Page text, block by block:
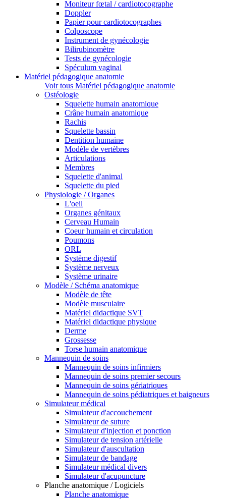
Moniteur fœtal / cardiotocographe
Doppler
Papier pour cardiotocographes
Colposcope
Instrument de gynécologie
Bilirubinomètre
Tests de gynécologie
Spéculum vaginal
Matériel pédagogique anatomie
Voir tous Matériel pédagogique anatomie
Ostéologie
Squelette humain anatomique
Crâne humain anatomique
Rachis
Squelette bassin
Dentition humaine
Modèle de vertèbres
Articulations
Membres
Squelette d'animal
Squelette du pied
Physiologie / Organes
L'oeil
Organes génitaux
Cerveau Humain
Coeur humain et circulation
Poumons
ORL
Système digestif
Système nerveux
Système urinaire
Modèle / Schéma anatomique
Modèle de tête
Modèle musculaire
Matériel didactique SVT
Matériel didactique physique
Derme
Grossesse
Torse humain anatomique
Mannequin de soins
Mannequin de soins infirmiers
Mannequin de soins premier secours
Mannequin de soins gériatriques
Mannequin de soins pédiatriques et baigneurs
Simulateur médical
Simulateur d'accouchement
Simulateur de suture
Simulateur d'injection et ponction
Simulateur de tension artérielle
Simulateur d'auscultation
Simulateur de bandage
Simulateur médical divers
Simulateur d'acupuncture
Planche anatomique / Logiciels
Planche anatomique